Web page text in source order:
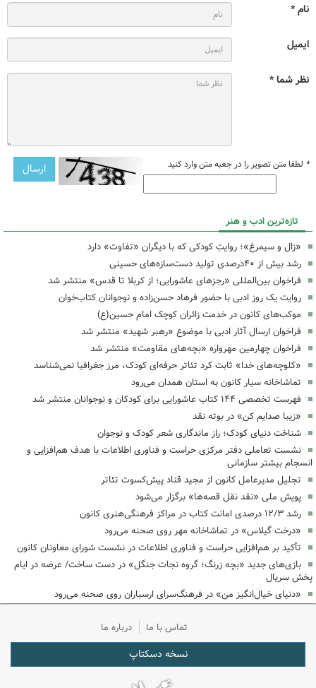
نام *
ایمیل
نظر شما *
* لطفا متن تصویر را در جعبه متن وارد کنید
تازه‌ترین ادب و هنر
«زال و سیمرغ»؛ روایتِ کودکی که با دیگران «تفاوت» دارد
رشد بیش از ۴۰درصدی تولید دست‌سازه‌های حسینی
فراخوان بین‌المللی «رجزهای عاشورایی؛ از کربلا تا قدس» منتشر شد
روایت یک روز ادبی با حضور فرهاد حسن‌زاده و نوجوانان کتاب‌خوان
موکب‌های کانون در خدمت زائران کوچک امام حسین(ع)
فراخوان ارسال آثار ادبی با موضوع «رهبر شهید» منتشر شد
فراخوان چهارمین مهرواره «بچه‌های مقاومت» منتشر شد
«کلوچه‌های خدا» ثابت کرد تئاتر حرفه‌ای کودک، مرز جغرافیا نمی‌شناسد
تماشاخانه سیار کانون به استان همدان می‌رود
فهرست تخصصی ۱۴۴ کتاب عاشورایی برای کودکان و نوجوانان منتشر شد
«زیبا صدایم کن» در بوته نقد
شناخت دنیای کودک؛ راز ماندگاری شعر کودک و نوجوان
نشست تعاملی دفتر مرکزی حراست و فناوری اطلاعات با هدف هم‌افزایی و
انسجام بیشتر سازمانی
تجلیل مدیرعامل کانون از مجید قناد پیش‌کسوت تئاتر
پویش ملی «نقد نقل قصه‌ها» برگزار می‌شود
رشد ۱۲/۳ درصدی امانت کتاب در مراکز فرهنگی‌هنری کانون
«درخت گیلاس» در تماشاخانه مهر روی صحنه می‌رود
تأکید بر هم‌افزایی حراست و فناوری اطلاعات در نشست شورای معاونان کانون
بازی‌های جدید «بچه زرنگ؛ گروه نجات جنگل» در دست ساخت/ عرضه در ایام
پخش سریال
«دنیای خیال‌انگیز من» در فرهنگ‌سرای ارسباران روی صحنه می‌رود
تماس با ما درباره ما
نسخه دسکتاپ